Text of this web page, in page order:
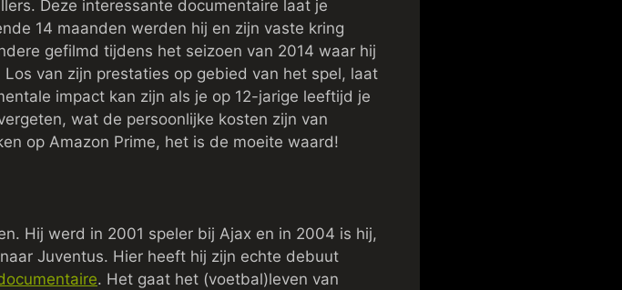
Deze interessante documentaire laat je
14 maanden werden hij en zijn vaste kring
gefilmd tijdens het seizoen van 2014 waar hij
van zijn prestaties op gebied van het spel, laat
impact kan zijn als je op 12-jarige leeftijd je
wat de persoonlijke kosten zijn van
op Amazon Prime, het is de moeite waard!
Hij werd in 2001 speler bij Ajax en in 2004 is hij,
Juventus. Hier heeft hij zijn echte debuut
. Het gaat het (voetbal)leven van